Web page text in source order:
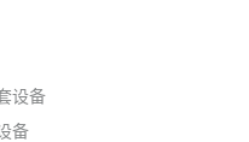
设备
备